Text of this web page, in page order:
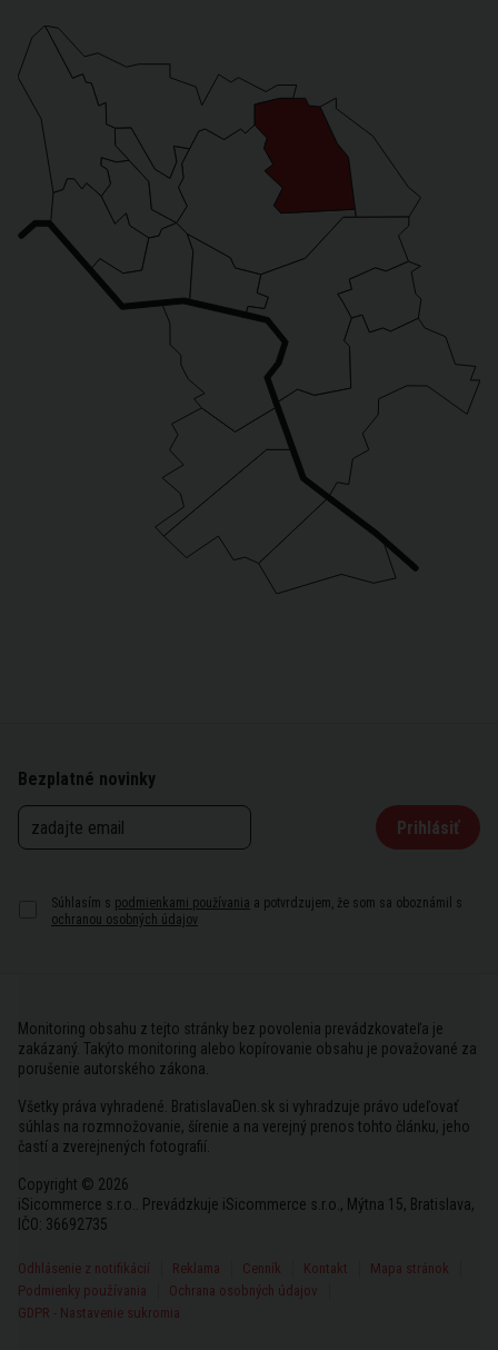
Bezplatné novinky
Prihlásiť
Súhlasím s podmienkami používania a potvrdzujem, že som sa oboznámil s
ochranou osobných údajov
Monitoring obsahu z tejto stránky bez povolenia prevádzkovateľa je
zakázaný. Takýto monitoring alebo kopírovanie obsahu je považované za
porušenie autorského zákona.
Všetky práva vyhradené. BratislavaDen.sk si vyhradzuje právo udeľovať
súhlas na rozmnožovanie, šírenie a na verejný prenos tohto článku, jeho
častí a zverejnených fotografií.
Copyright © 2026
iSicommerce s.r.o.. Prevádzkuje iSicommerce s.r.o., Mýtna 15, Bratislava,
IČO: 36692735
Odhlásenie z notifikácií Reklama Cenník Kontakt
Mapa stránok
Podmienky používania
Ochrana osobných údajov
GDPR - Nastavenie sukromia